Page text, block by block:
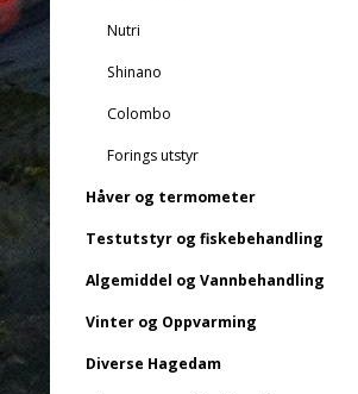
Nutri
Shinano
Colombo
Forings utstyr
Håver og termometer
Testutstyr og fiskebehandling
Algemiddel og Vannbehandling
Vinter og Oppvarming
Diverse Hagedam